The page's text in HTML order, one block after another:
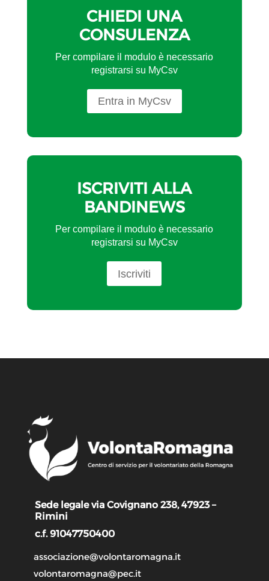
CHIEDI UNA
CONSULENZA
Per compilare il modulo è necessario
registrarsi su MyCsv
Entra in MyCsv
ISCRIVITI ALLA
BANDINEWS
Per compilare il modulo è necessario
registrarsi su MyCsv
Iscriviti
Sede legale via Covignano 238, 47923 –
Rimini
c.f. 91047750400
associazione@volontaromagna.it
volontaromagna@pec.it